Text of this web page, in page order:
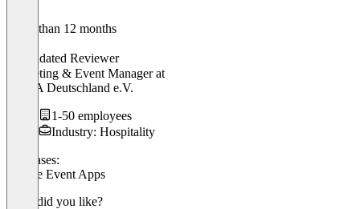
Older than 12 months
Validated Reviewer
Marketing & Event Managerat
HSMA Deutschland e.V.
1-50 employees
Industry: Hospitality
Use cases:
Mobile Event Apps
What did you like?